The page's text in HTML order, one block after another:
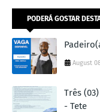
PODERÁ GOSTAR
August
Três
- Tete